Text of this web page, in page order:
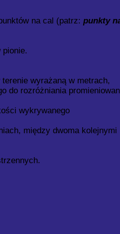
na cal (patrz: punkty
wyrażaną w metrach,
do rozróżniania
wykrywanego
między dwoma kolejnymi